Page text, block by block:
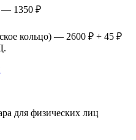
1350 ₽
кольцо) — 2600 ₽ + 45 ₽
для физических лиц